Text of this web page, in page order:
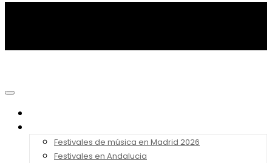
Festivales de música en Madrid 2026
Festivales en Andalucia